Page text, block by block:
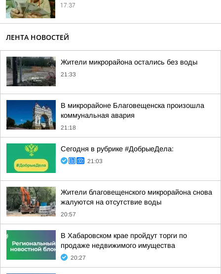
17:37
ЛЕНТА НОВОСТЕЙ
Жители микрорайона остались без воды
21:33
В микрорайоне Благовещенска произошла
коммунальная авария
21:18
Сегодня в рубрике #ДобрыеДела:
21:03
Жители благовещенского микрорайона снова
жалуются на отсутствие воды
20:57
В Хабаровском крае пройдут торги по
продаже недвижимого имущества
20:27